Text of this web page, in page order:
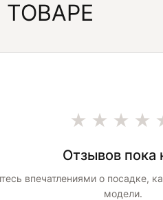
Отзывов пока
впечатлениями о посадке,
модели.